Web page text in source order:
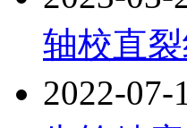
轴校直
2022-07-